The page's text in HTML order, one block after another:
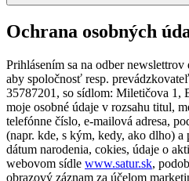
Ochrana osobných
Prihlásením sa na odber
aby spoločnosť resp.
35787201, so sídlom: Miletičova 1,
moje osobné údaje v rozsahu titul,
telefónne číslo, e-mailová adresa,
(napr. kde, s kým, kedy, ako dlho) a
dátum narodenia, cokies, údaje o
webovom sídle www.satur.sk,
obrazový záznam za účelom